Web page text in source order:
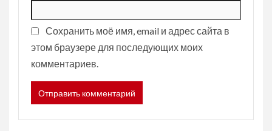
Сохранить моё имя, email и адрес сайта в
этом браузере для последующих моих
комментариев.